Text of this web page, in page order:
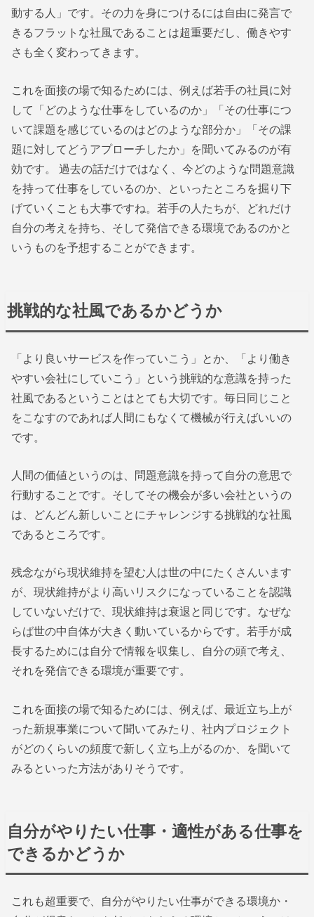
動する人」です。その力を身につけるには自由に発言で
きるフラットな社風であることは超重要だし、働きやす
さも全く変わってきます。
これを面接の場で知るためには、例えば若手の社員に対
して「どのような仕事をしているのか」「その仕事につ
いて課題を感じているのはどのような部分か」「その課
題に対してどうアプローチしたか」を聞いてみるのが有
効です。 過去の話だけではなく、今どのような問題意識
を持って仕事をしているのか、といったところを掘り下
げていくことも大事ですね。若手の人たちが、どれだけ
自分の考えを持ち、そして発信できる環境であるのかと
いうものを予想することができます。
挑戦的な社風であるかどうか
「より良いサービスを作っていこう」とか、「より働き
やすい会社にしていこう」という挑戦的な意識を持った
社風であるということはとても大切です。毎日同じこと
をこなすのであれば人間にもなくて機械が行えばいいの
です。
人間の価値というのは、問題意識を持って自分の意思で
行動することです。そしてその機会が多い会社というの
は、どんどん新しいことにチャレンジする挑戦的な社風
であるところです。
残念ながら現状維持を望む人は世の中にたくさんいます
が、現状維持がより高いリスクになっていることを認識
していないだけで、現状維持は衰退と同じです。なぜな
らば世の中自体が大きく動いているからです。若手が成
長するためには自分で情報を収集し、自分の頭で考え、
それを発信できる環境が重要です。
これを面接の場で知るためには、例えば、最近立ち上が
った新規事業について聞いてみたり、社内プロジェクト
がどのくらいの頻度で新しく立ち上がるのか、を聞いて
みるといった方法がありそうです。
自分がやりたい仕事・適性がある仕事を
できるかどうか
これも超重要で、自分がやりたい仕事ができる環境か・